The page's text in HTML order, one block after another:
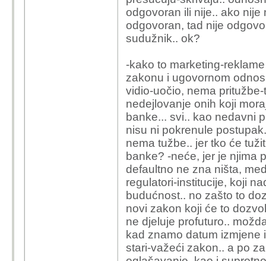
odgovoran ili nije.. ako
odgovoran, tad nije
sudužnik.. ok?
-kako to marketing-
zakonu i ugovornom
vidio-uočio, nema
nedejlovanje onih koji
banke... svi.. kao nedavni
nisu ni pokrenule
nema tužbe.. jer tko će
banke? -neće, jer je njima
defaultno ne zna ništa,
regulatori-institucije, koji
budućnost.. no zašto to
novi zakon koji će to
ne djeluje profuturo..
kad znamo datum
stari-važeći zakon.. a po